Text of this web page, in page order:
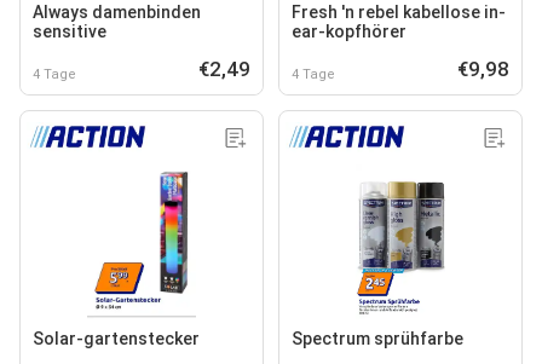
Always damenbinden
sensitive
4 Tage €2,49
Fresh 'n rebel kabellose in-
ear-kopfhörer
4 Tage €9,98
Solar-gartenstecker Spectrum sprühfarbe